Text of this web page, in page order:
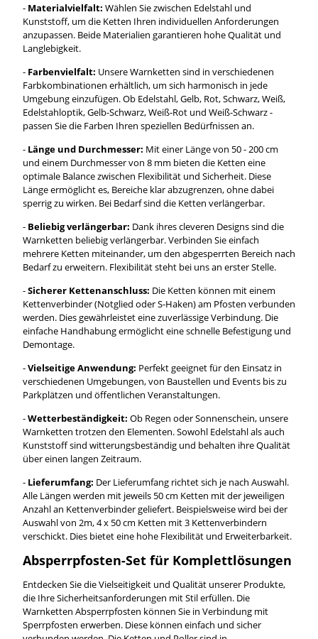
- Materialvielfalt: Wählen Sie zwischen Edelstahl und
Kunststoff, um die Ketten Ihren individuellen Anforderungen
anzupassen. Beide Materialien garantieren hohe Qualität und
Langlebigkeit.
- Farbenvielfalt: Unsere Warnketten sind in verschiedenen
Farbkombinationen erhältlich, um sich harmonisch in jede
Umgebung einzufügen. Ob Edelstahl, Gelb, Rot, Schwarz, Weiß,
Edelstahloptik, Gelb-Schwarz, Weiß-Rot und Weiß-Schwarz -
passen Sie die Farben Ihren speziellen Bedürfnissen an.
- Länge und Durchmesser: Mit einer Länge von 50 - 200 cm
und einem Durchmesser von 8 mm bieten die Ketten eine
optimale Balance zwischen Flexibilität und Sicherheit. Diese
Länge ermöglicht es, Bereiche klar abzugrenzen, ohne dabei
sperrig zu wirken. Bei Bedarf sind die Ketten verlängerbar.
- Beliebig verlängerbar: Dank ihres cleveren Designs sind die
Warnketten beliebig verlängerbar. Verbinden Sie einfach
mehrere Ketten miteinander, um den abgesperrten Bereich nach
Bedarf zu erweitern. Flexibilität steht bei uns an erster Stelle.
-Sicherer Kettenanschluss: Die Ketten können mit einem
Kettenverbinder (Notglied oder S-Haken) am Pfosten verbunden
werden. Dies gewährleistet eine zuverlässige Verbindung. Die
einfache Handhabung ermöglicht eine schnelle Befestigung und
Demontage.
-Vielseitige Anwendung: Perfekt geeignet für den Einsatz in
verschiedenen Umgebungen, von Baustellen und Events bis zu
Parkplätzen und öffentlichen Veranstaltungen.
-Wetterbeständigkeit: Ob Regen oder Sonnenschein, unsere
Warnketten trotzen den Elementen. Sowohl Edelstahl als auch
Kunststoff sind witterungsbeständig und behalten ihre Qualität
über einen langen Zeitraum.
- Lieferumfang: Der Lieferumfang richtet sich je nach Auswahl.
Alle Längen werden mit jeweils 50 cm Ketten mit der jeweiligen
Anzahl an Kettenverbinder geliefert. Beispielsweise wird bei der
Auswahl von 2m, 4 x 50 cm Ketten mit 3 Kettenverbindern
verschickt. Dies bietet eine hohe Flexibilität und Erweiterbarkeit.
Absperrpfosten-Set für Komplettlösungen
Entdecken Sie die Vielseitigkeit und Qualität unserer Produkte,
die Ihre Sicherheitsanforderungen mit Stil erfüllen. Die
Warnketten Absperrpfosten können Sie in Verbindung mit
Sperrpfosten erwerben. Diese können einfach und sicher